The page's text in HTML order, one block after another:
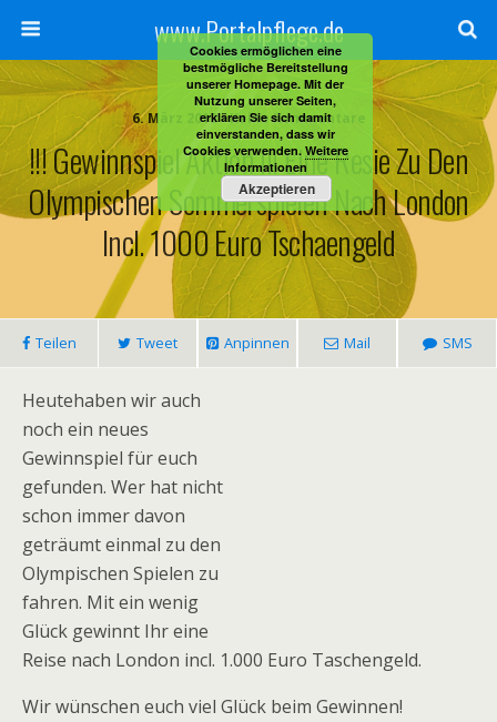
www.Portalpflege.de
6. März 2012 • Keine Kommentare
!!! Gewinnspiel Aktion !!! Eine Resie Zu Den
Olympischen Sommerspielen Nach London
Incl. 1000 Euro Tschaengeld
Teilen Tweet Anpinnen Mail SMS
Heutehaben wir auch
noch ein neues
Gewinnspiel für euch
gefunden. Wer hat nicht
schon immer davon
geträumt einmal zu den
Olympischen Spielen zu
fahren. Mit ein wenig
Glück gewinnt Ihr eine
Reise nach London incl. 1.000 Euro Taschengeld.
Wir wünschen euch viel Glück beim Gewinnen!
Cookies ermöglichen eine
bestmögliche Bereitstellung
unserer Homepage. Mit der
Nutzung unserer Seiten,
erklären Sie sich damit
einverstanden, dass wir
Cookies verwenden. Weitere
Informationen
Akzeptieren